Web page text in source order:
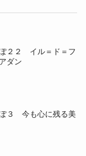
２２ イル＝ド＝フ
ダン
３ 今も心に残る美